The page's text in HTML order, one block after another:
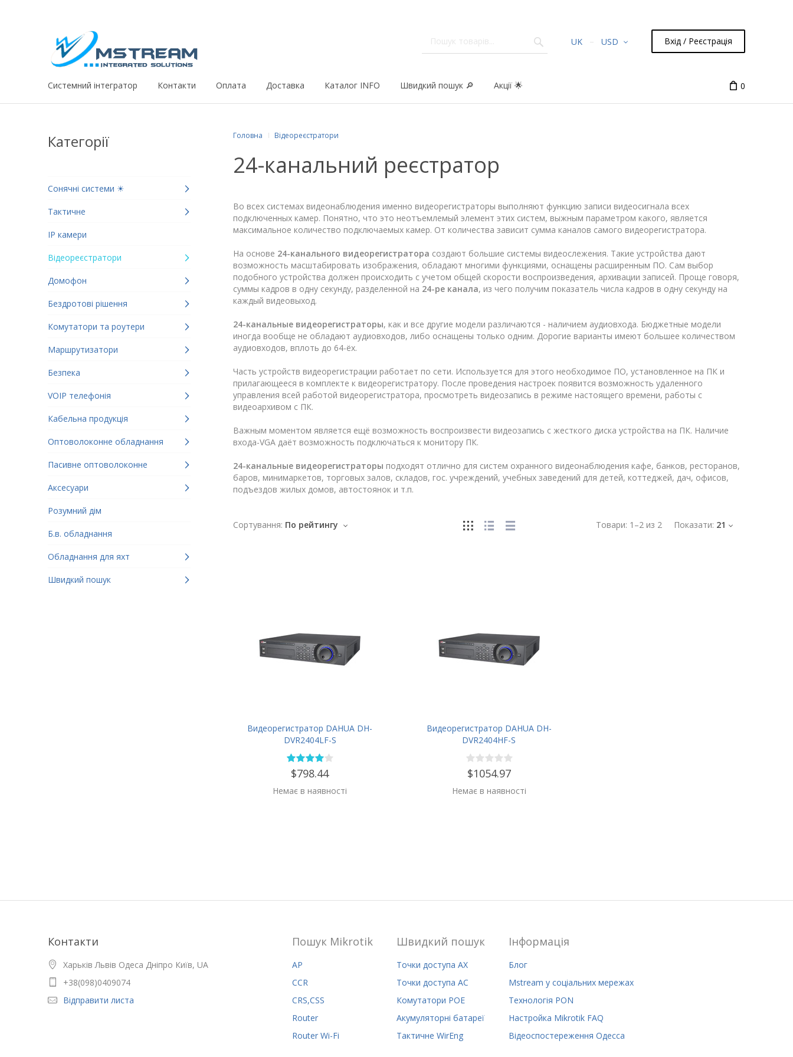
UK USD Вхід / Реєстрація
Системний iнтегратор Контакти Оплата Доставка Каталог INFO Швидкий пошук 🔎 Акції 🌟 0
Категорії
Сонячні системи ☀
Тактичне
IP камери
Відеореєстратори
Домофон
Бездротові рішення
Комутатори та роутери
Маршрутизатори
Безпека
VOIP телефонія
Кабельна продукція
Оптоволоконне обладнання
Пасивне оптоволоконне
Аксесуари
Розумний дім
Б.в. обладнання
Обладнання для яхт
Швидкий пошук
Головна Відеореєстратори
24-канальний реєстратор
Во всех системах видеонаблюдения именно видеорегистраторы выполняют функцию записи видеосигнала всех
подключенных камер. Понятно, что это неотъемлемый элемент этих систем, выжным параметром какого, является
максимальное количество подключаемых камер. От количества зависит сумма каналов самого видеорегистратора.
На основе 24-канального видеорегистратора создают большие системы видеослежения. Такие устройства дают
возможность масштабировать изображения, обладают многими функциями, оснащены расширенным ПО. Сам выбор
подобного устройства должен происходить с учетом общей скорости воспроизведения, архивации записей. Проще говоря,
суммы кадров в одну секунду, разделенной на 24-ре канала, из чего получим показатель числа кадров в одну секунду на
каждый видеовыход.
24-канальные видеорегистраторы, как и все другие модели различаются - наличием аудиовхода. Бюджетные модели
иногда вообще не обладают аудиовходов, либо оснащены только одним. Дорогие варианты имеют большее количеством
аудиовходов, вплоть до 64-ёх.
Часть устройств видеорегистрации работает по сети. Используется для этого необходимое ПО, установленное на ПК и
прилагающееся в комплекте к видеорегистратору. После проведения настроек появится возможность удаленного
управления всей работой видеорегистратора, просмотреть видеозапись в режиме настоящего времени, работы с
видеоархивом с ПК.
Важным моментом является ещё возможность воспроизвести видеозапись с жесткого диска устройства на ПК. Наличие
входа-VGA даёт возможность подключаться к монитору ПК.
24-канальные видеорегистраторы подходят отлично для систем охранного видеонаблюдения кафе, банков, ресторанов,
баров, минимаркетов, торговых залов, складов, гос. учреждений, учебных заведений для детей, коттеджей, дач, офисов,
подъездов жилых домов, автостоянок и т.п.
Товари: 1 –2 из 2 Показати: 21
Сортування: По рейтингу
Видеорегистратор DAHUA DH-
DVR2404LF-S
$798.44
Немає в наявності
Видеорегистратор DAHUA DH-
DVR2404HF-S
$1054.97
Немає в наявності
Контакти
Харьків Львів Одеса Дніпро Київ, UA
+38(098)0409074
Відправити листа
Пошук Mikrotik
AP
CCR
CRS,CSS
Router
Router Wi-Fi
Швидкий пошук
Точки доступа AX
Точки доступа AC
Комутатори POE
Акумуляторні батареї
Тактичне WirEng
Iнформацiя
Блог
Mstream у соціальних мережах
Технологія PON
Настройка Mikrotik FAQ
Відеоспостереження Одесса